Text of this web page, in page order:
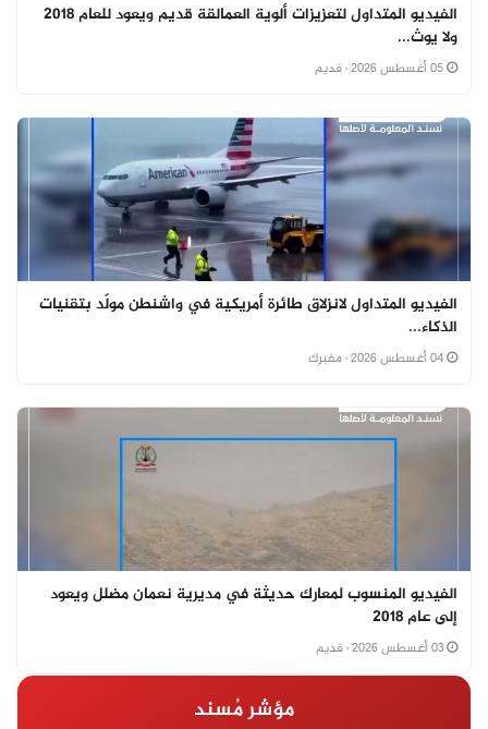
الفيديو المتداول لتعزيزات ألوية العمالقة قديم ويعود للعام 2018
ولا يوث...
· قديم
الفيديو المتداول لانزلاق طائرة أمريكية في واشنطن مولّد بتقنيات
الذكاء...
· مفبرك
الفيديو المنسوب لمعارك حديثة في مديرية نعمان مضلل ويعود
إلى عام 2018
· قديم
مؤشر مُسند